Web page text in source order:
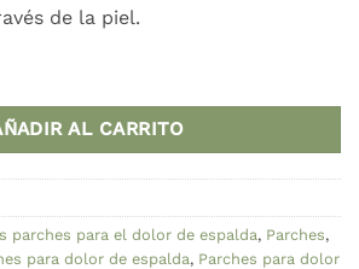
de la piel.
AL CARRITO
parches para el dolor de espalda, Parches,
para dolor de espalda, Parches para dolor